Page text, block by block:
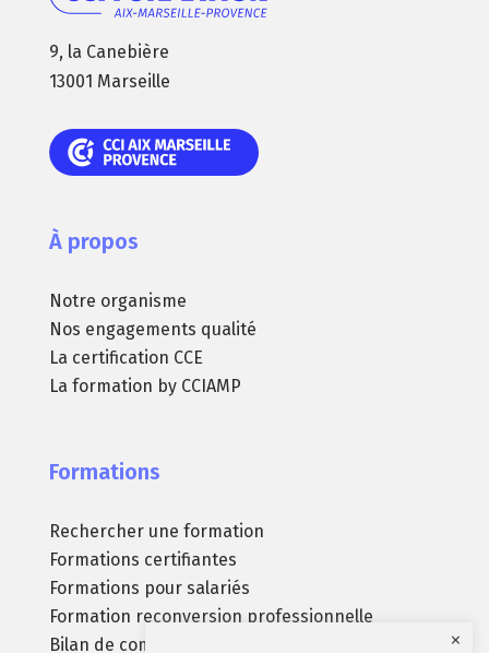
9, la Canebière
13001 Marseille
À propos
Notre organisme
Nos engagements qualité
La certification CCE
La formation by CCIAMP
Formations
Rechercher une formation
Formations certifiantes
Formations pour salariés
Formation reconversion professionnelle
Bilan de compétences
×